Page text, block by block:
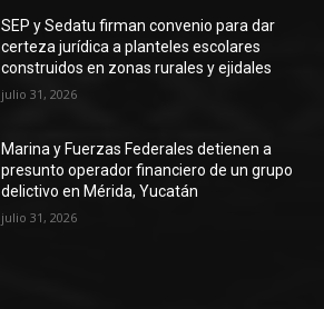
SEP y Sedatu firman convenio para dar
certeza jurídica a planteles escolares
construidos en zonas rurales y ejidales
julio 31, 2026
Marina y Fuerzas Federales detienen a
presunto operador financiero de un grupo
delictivo en Mérida, Yucatán
julio 31, 2026